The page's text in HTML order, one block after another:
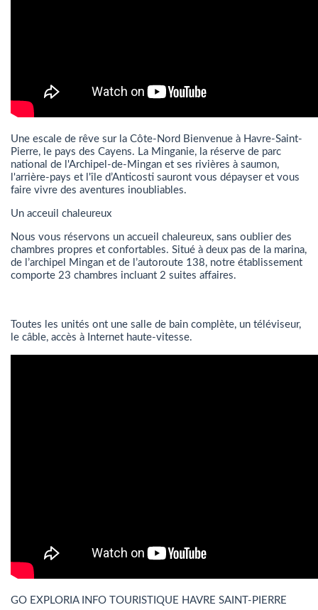
Une escale de rêve sur la Côte-Nord Bienvenue à Havre-Saint-
Pierre, le pays des Cayens. La Minganie, la réserve de parc
national de l'Archipel-de-Mingan et ses rivières à saumon,
l'arrière-pays et l'île d’Anticosti sauront vous dépayser et vous
faire vivre des aventures inoubliables.
Un acceuil chaleureux
Nous vous réservons un accueil chaleureux, sans oublier des
chambres propres et confortables. Situé à deux pas de la marina,
de l’archipel Mingan et de l’autoroute 138, notre établissement
comporte 23 chambres incluant 2 suites affaires.
Toutes les unités ont une salle de bain complète, un téléviseur,
le câble, accès à Internet haute-vitesse.
GO EXPLORIA INFO TOURISTIQUE HAVRE SAINT-PIERRE